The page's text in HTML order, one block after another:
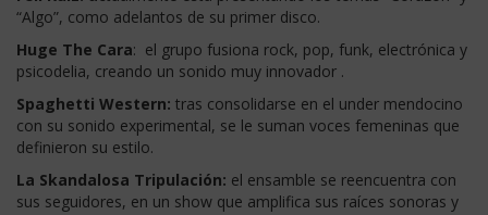
“Algo”, como adelantos de su primer disco.
Huge The Cara: el grupo fusiona rock, pop, funk, electrónica y
psicodelia, creando un sonido muy innovador .
Spaghetti Western: tras consolidarse en el under mendocino
con su sonido experimental, se le suman voces femeninas que
definieron su estilo.
La Skandalosa Tripulación: el ensamble se reencuentra con
sus seguidores, en un show que amplifica sus raíces sonoras y